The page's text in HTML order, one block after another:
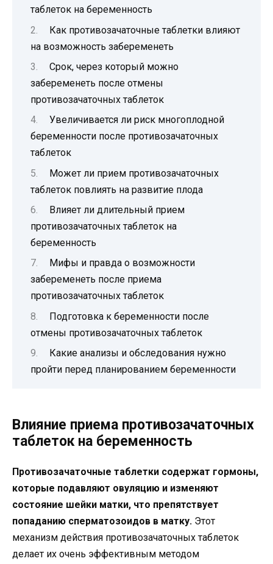
таблеток на беременность
Как противозачаточные таблетки влияют
на возможность забеременеть
Срок, через который можно
забеременеть после отмены
противозачаточных таблеток
Увеличивается ли риск многоплодной
беременности после противозачаточных
таблеток
Может ли прием противозачаточных
таблеток повлиять на развитие плода
Влияет ли длительный прием
противозачаточных таблеток на
беременность
Мифы и правда о возможности
забеременеть после приема
противозачаточных таблеток
Подготовка к беременности после
отмены противозачаточных таблеток
Какие анализы и обследования нужно
пройти перед планированием беременности
Влияние приема противозачаточных
таблеток на беременность
Противозачаточные таблетки содержат гормоны,
которые подавляют овуляцию и изменяют
состояние шейки матки, что препятствует
попаданию сперматозоидов в матку. Этот
механизм действия противозачаточных таблеток
делает их очень эффективным методом